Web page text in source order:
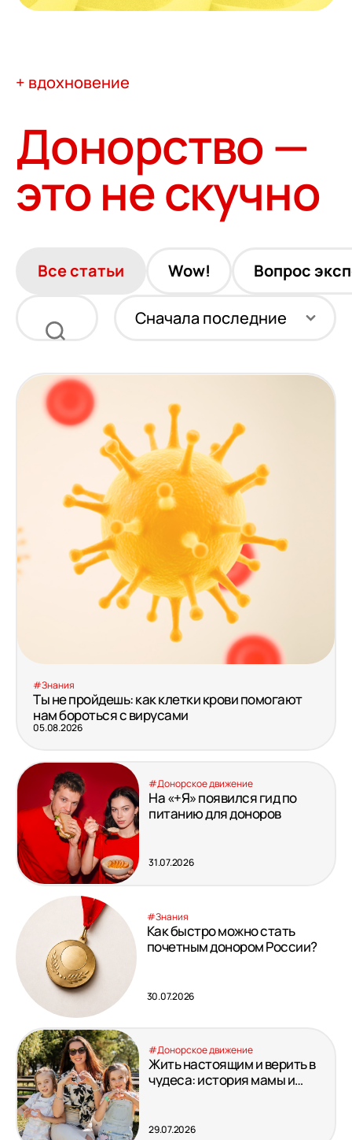
+ вдохновение
Донорство —
это не скучно
Все статьи Wow! Вопрос
Сначала последние
#Знания
Ты не пройдешь: как клетки крови помогают
нам бороться с вирусами
05.08.2026
#Донорское движение
На «+Я» появился гид по
питанию для доноров
31.07.2026
#Знания
Как быстро можно стать
почетным донором России?
30.07.2026
#Донорское движение
Жить настоящим и верить в
чудеса: история мамы и
29.07.2026